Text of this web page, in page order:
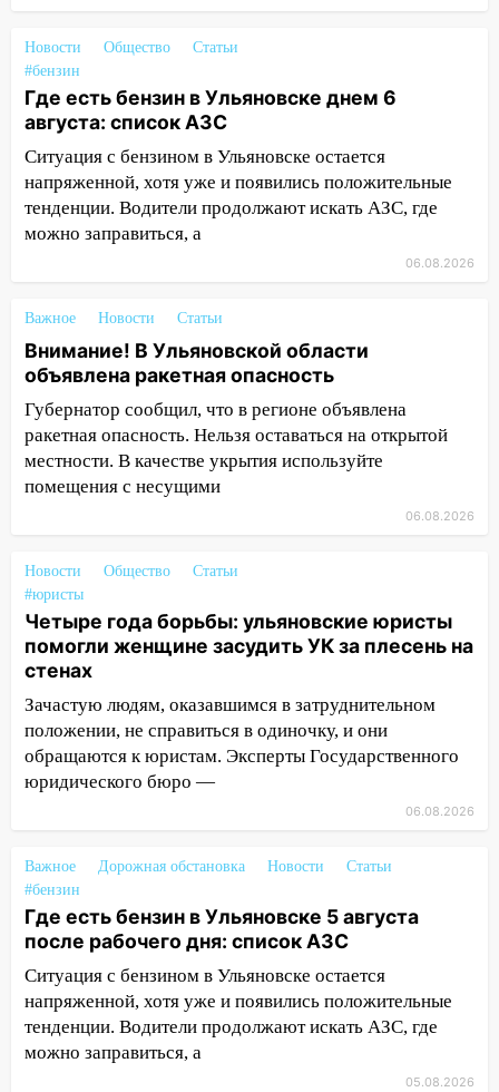
августа после рабочего дня: список АЗС
17:05 «Обыск» по видеосвязи: в
Ульяновске задержали 19-летнюю
сообщницу мошенников
16:12 Едва не перерезал горло: в
Вешкайме посиделки с судимым
знакомым закончились для женщины
перевернулась на мопеде и попала в
больницу
15:59 Ульяновец отдал более 14
миллионов рублей за криминальное
покровительство
15:32 На «кольце» кроссовер сбил 18-
летнего мопедиста
госпитализировали 25-летнего байкера
14:32 На Ульяновскую область
надвигается жара
14:08
подробности серьезной аварии на
Фруктовой
13:30 В Димитровграде на улице
Трудовой горело здание
припаркованный автомобиль
12:37
велосипеде и попал под колеса
12:18
Вспыхнул изнутри: в
Железнодорожном районе горела дача
11:33 В Засвияжье под колёса авто
попал мужчина
Новости Общество
Статьи
#бензин
Где есть бензин в Ульяновске днем 6
августа: список АЗС
Ситуация с бензином в Ульяновске остается
напряженной, хотя уже и появились положительные
тенденции. Водители продолжают искать АЗС, где
можно заправиться, а
06.08.2026
Важное Новости Статьи
Внимание! В Ульяновской области
объявлена ракетная опасность
Губернатор сообщил, что в регионе объявлена
ракетная опасность. Нельзя оставаться на открытой
местности. В качестве укрытия используйте
помещения с несущими
06.08.2026
Новости Общество
Статьи
#юристы
Четыре года борьбы: ульяновские юристы
помогли женщине засудить УК за плесень на
стенах
Зачастую людям, оказавшимся в затруднительном
положении, не справиться в одиночку, и они
обращаются к юристам. Эксперты Государственного
юридического бюро —
06.08.2026
Важное Дорожная обстановка Новости
Статьи
#бензин
Где есть бензин в Ульяновске 5 августа
после рабочего дня: список АЗС
Ситуация с бензином в Ульяновске остается
напряженной, хотя уже и появились положительные
тенденции. Водители продолжают искать АЗС, где
можно заправиться, а
05.08.2026